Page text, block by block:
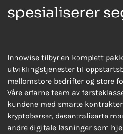
spesialiserer
Innowise tilbyr en komplett
utviklingstjenester til
mellomstore bedrifter og store
Våre erfarne team av
kundene med smarte
kryptobørser, desentraliserte
andre digitale løsninger som